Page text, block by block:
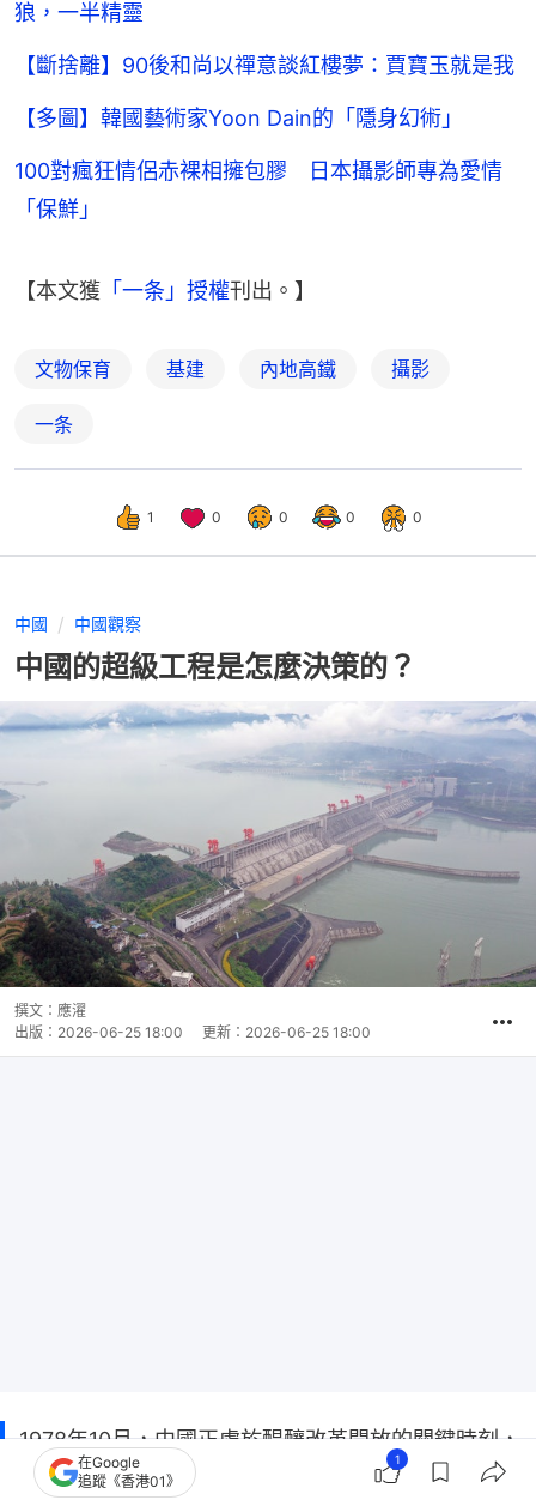
狼，一半精靈
【斷捨離】90後和尚以禪意談紅樓夢：賈寶玉就是我
【多圖】韓國藝術家Yoon Dain的「隱身幻術」
100對瘋狂情侶赤裸相擁包膠 日本攝影師專為愛情
「保鮮」
【本文獲 「一条」 授權刊出。】
文物保育 基建 內地高鐵 攝影
一条
1 0 0 0 0
中國 中國觀察
中國的超級工程是怎麼決策的？
撰文： 應濯
出版： 2026-06-25 18:00 更新： 2026-06-25 18:00
1978年10月，中國正處於醖釀改革開放的關鍵時刻，
鄧小平前往日本訪問。鄧小平在日本乘坐新幹線列
在Google
追蹤《香港01》
1